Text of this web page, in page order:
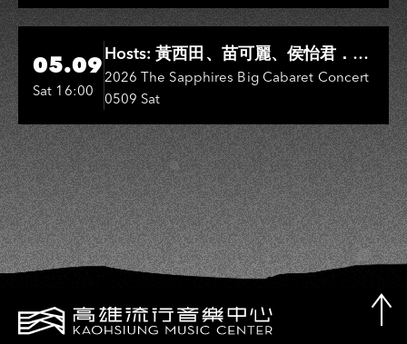
彬、邵大倫、曹雅雯、陳孟賢、黃露
瑤
Hi-Ing Music Hall
05.09
Sat 16:00
Hosts: 黃西田、苗可麗、侯怡君．
Entertainers: 葉啟田、鳥來嬤-吳
敏、張秀卿、王彩樺、吳淑敏、施文
彬、邵大倫、曹雅雯、陳孟賢、黃露
瑤
2026 The Sapphires Big Cabaret Concert
0509 Sat